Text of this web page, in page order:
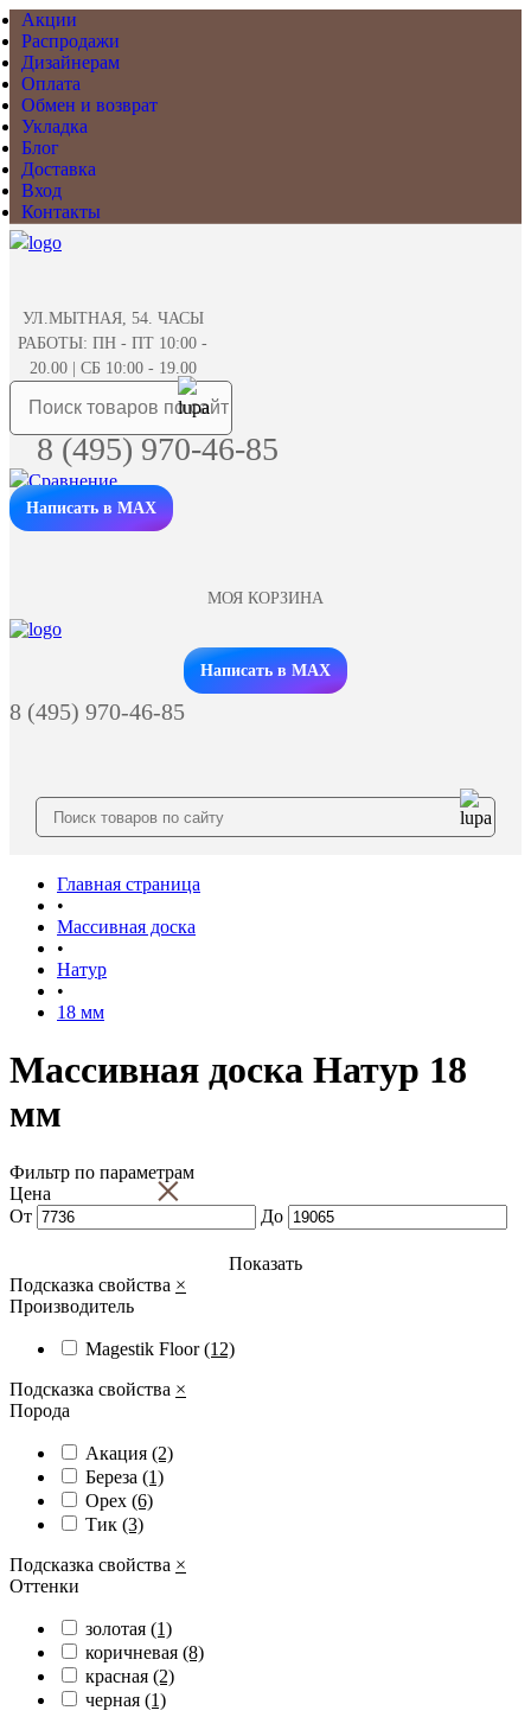
Акции
Распродажи
Дизайнерам
Оплата
Обмен и возврат
Укладка
Блог
Доставка
Вход
Контакты
УЛ.МЫТНАЯ, 54. ЧАСЫ
РАБОТЫ: ПН - ПТ 10:00 -
20.00 | СБ 10:00 - 19.00
8 (495) 970-46-85
Написать в MAX
МОЯ КОРЗИНА
Заказать звонок
Написать в MAX
8 (495) 970-46-85
Главная страница
•
Массивная доска
•
Натур
•
18 мм
Массивная доска Натур 18
мм
Фильтр по параметрам
×
Цена
От
До
Показать
Подсказка свойства ×
Производитель
Magestik Floor(12)
Подсказка свойства ×
Порода
Акация (2)
Береза (1)
Орех (6)
Тик (3)
Подсказка свойства ×
Оттенки
золотая (1)
коричневая (8)
красная (2)
черная (1)